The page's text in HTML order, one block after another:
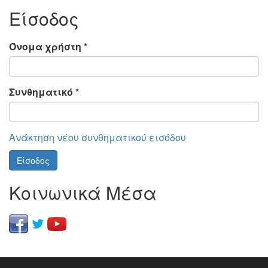
Είσοδος
Όνομα χρήστη *
Συνθηματικό *
Ανάκτηση νέου συνθηματικού εισόδου
Είσοδος
Κοινωνικά Μέσα